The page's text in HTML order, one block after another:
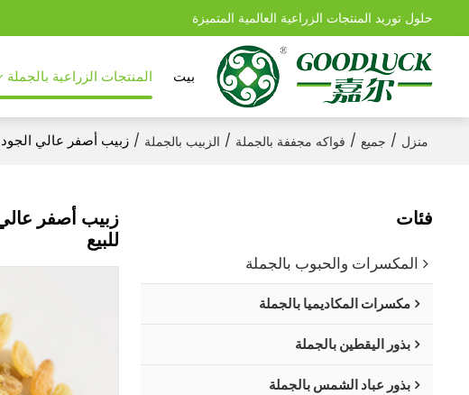
حلول توريد المنتجات الزراعية العالمية المتميزة
بيت المنتجات الزراعية بالجملة
منزل / جميع / فواكه مجففة بالجملة / الزبيب بالجملة / زبيب أصفر عالي
زبيب أصفر
للبيع
فئات
المكسرات والحبوب بالجملة
مكسرات المكاديميا بالجملة
بذور اليقطين بالجملة
بذور عباد الشمس بالجملة